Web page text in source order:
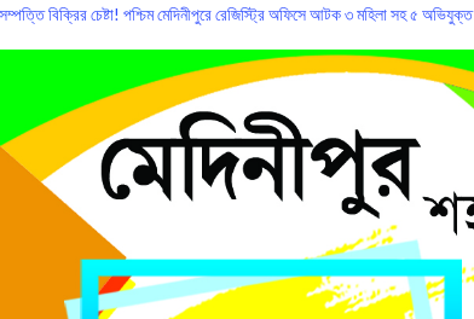
বিক্রির চেষ্টা! পশ্চিম মেদিনীপুরে রেজিস্ট্রি অফিসে আটক ৩ মহিলা সহ ৫ অভিযুক্ত